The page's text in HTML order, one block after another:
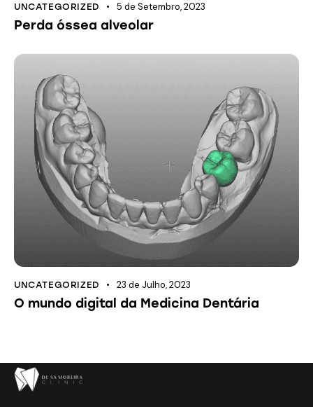
UNCATEGORIZED 5 de Setembro, 2023
Perda óssea alveolar
UNCATEGORIZED 23 de Julho, 2023
O mundo digital da Medicina Dentária